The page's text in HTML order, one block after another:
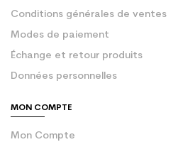
Conditions générales de ventes
Modes de paiement
Échange et retour produits
Données personnelles
MON COMPTE
Mon Compte